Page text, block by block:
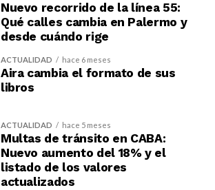
Nuevo recorrido de la línea 55:
Qué calles cambia en Palermo y
desde cuándo rige
ACTUALIDAD hace 6 meses
Aira cambia el formato de sus
libros
ACTUALIDAD hace 5 meses
Multas de tránsito en CABA:
Nuevo aumento del 18% y el
listado de los valores
actualizados